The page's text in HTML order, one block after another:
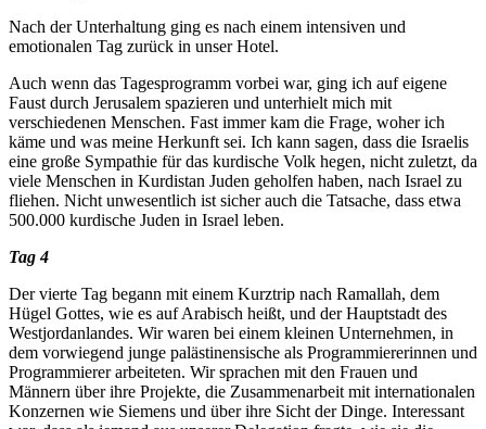
Nach der Unterhaltung ging es nach einem intensiven und
emotionalen Tag zurück in unser Hotel.
Auch wenn das Tagesprogramm vorbei war, ging ich auf eigene
Faust durch Jerusalem spazieren und unterhielt mich mit
verschiedenen Menschen. Fast immer kam die Frage, woher ich
käme und was meine Herkunft sei. Ich kann sagen, dass die Israelis
eine große Sympathie für das kurdische Volk hegen, nicht zuletzt, da
viele Menschen in Kurdistan Juden geholfen haben, nach Israel zu
fliehen. Nicht unwesentlich ist sicher auch die Tatsache, dass etwa
500.000 kurdische Juden in Israel leben.
Tag 4
Der vierte Tag begann mit einem Kurztrip nach Ramallah, dem
Hügel Gottes, wie es auf Arabisch heißt, und der Hauptstadt des
Westjordanlandes. Wir waren bei einem kleinen Unternehmen, in
dem vorwiegend junge palästinensische als Programmiererinnen und
Programmierer arbeiteten. Wir sprachen mit den Frauen und
Männern über ihre Projekte, die Zusammenarbeit mit internationalen
Konzernen wie Siemens und über ihre Sicht der Dinge. Interessant